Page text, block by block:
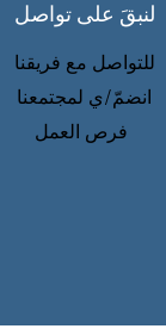
لنبقَ على تواصل
للتواصل مع فريقنا
انضمّ/ي لمجتمعنا
فرص العمل